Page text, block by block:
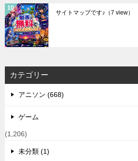
サイトマップです♪ （7 view）
カテゴリー
アニソン (668)
ゲーム
(1,206)
未分類 (1)